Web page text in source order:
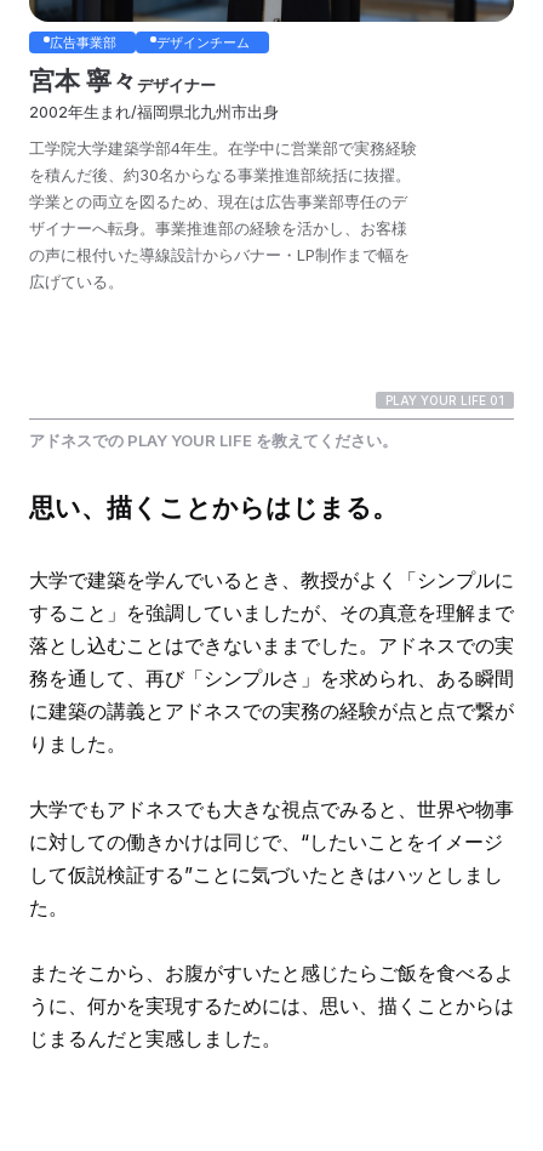
広告事業部 デザインチーム
宮本 寧々デザイナー
2002年生まれ/福岡県北九州市出身
工学院大学建築学部4年生。在学中に営業部で実務経験
を積んだ後、約30名からなる事業推進部統括に抜擢。
学業との両立を図るため、現在は広告事業部専任のデ
ザイナーへ転身。事業推進部の経験を活かし、お客様
の声に根付いた導線設計からバナー・LP制作まで幅を
広げている。
PLAY YOUR LIFE 01
アドネスでの PLAY YOUR LIFE を教えてください。
思い、描くことからはじまる。
大学で建築を学んでいるとき、教授がよく「シンプルに
すること」を強調していましたが、その真意を理解まで
落とし込むことはできないままでした。アドネスでの実
務を通して、再び「シンプルさ」を求められ、ある瞬間
に建築の講義とアドネスでの実務の経験が点と点で繋が
りました。
大学でもアドネスでも大きな視点でみると、世界や物事
に対しての働きかけは同じで、“したいことをイメージ
して仮説検証する”ことに気づいたときはハッとしまし
た。
またそこから、お腹がすいたと感じたらご飯を食べるよ
うに、何かを実現するためには、思い、描くことからは
じまるんだと実感しました。